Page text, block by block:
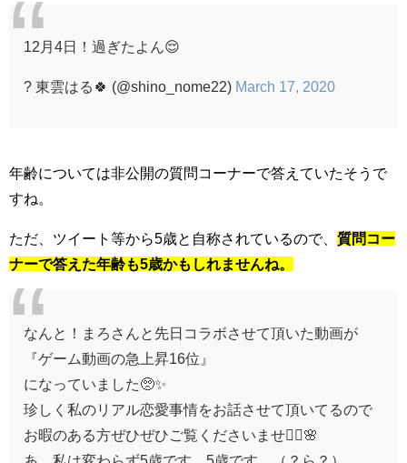
12月4日！過ぎたよん😌
? 東雲はる🍀 (@shino_nome22) March 17, 2020
年齢については非公開の質問コーナーで答えていたそうで
すね。
ただ、ツイート等から5歳と自称されているので、 質問コー
ナーで答えた年齢も5歳かもしれませんね。
なんと！まろさんと先日コラボさせて頂いた動画が
『ゲーム動画の急上昇16位』
になっていました🥺✨
珍しく私のリアル恋愛事情をお話させて頂いてるので
お暇のある方ぜひぜひご覧くださいませ🙋‍♀️🌸
あ、私は変わらず5歳です。5歳です。（？ら？）